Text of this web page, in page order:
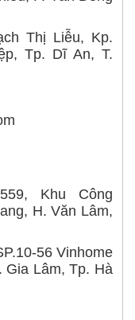
Thị Liễu, Kp.
Tp. Dĩ An, T.
Khu Công
H. Văn Lâm,
56 Vinhome
Gia Lâm, Tp. Hà